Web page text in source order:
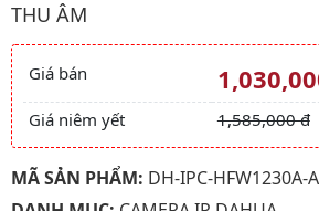
THU ÂM
Giá và khuyến
Giá bán
Giá niêm yết 1,585,000 đ
MÃ SẢN PHẨM: DH-IPC-HFW1230A-A